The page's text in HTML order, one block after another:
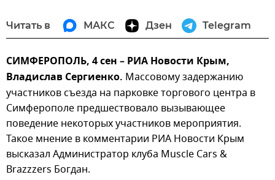
Читать в МАКС Дзен Telegram
СИМФЕРОПОЛЬ, 4 сен – РИА Новости Крым,
Владислав Сергиенко. Массовому задержанию
участников съезда на парковке торгового центра в
Симферополе предшествовало вызывающее
поведение некоторых участников мероприятия.
Такое мнение в комментарии РИА Новости Крым
высказал Администратор клуба Muscle Cars &
Brazzzers Богдан.